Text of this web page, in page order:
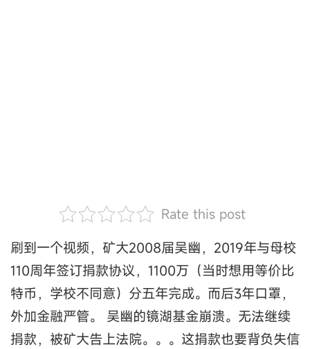
Rate this post
刷到一个视频，矿大2008届吴幽，2019年与母校
110周年签订捐款协议，1100万（当时想用等价比
特币，学校不同意）分五年完成。而后3年口罩，
外加金融严管。 吴幽的镜湖基金崩溃。无法继续
捐款，被矿大告上法院。。。这捐款也要背负失信